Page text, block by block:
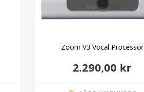
Zoom V3 Vocal Processor
2.290,00 kr